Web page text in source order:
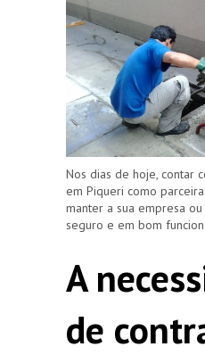
Nos dias de hoje, contar
em Piqueri como
manter a sua empresa
seguro e em bom
A
de